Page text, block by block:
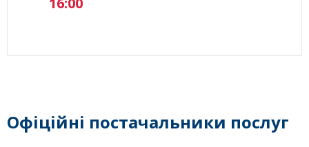
Офіційні постачальники послуг